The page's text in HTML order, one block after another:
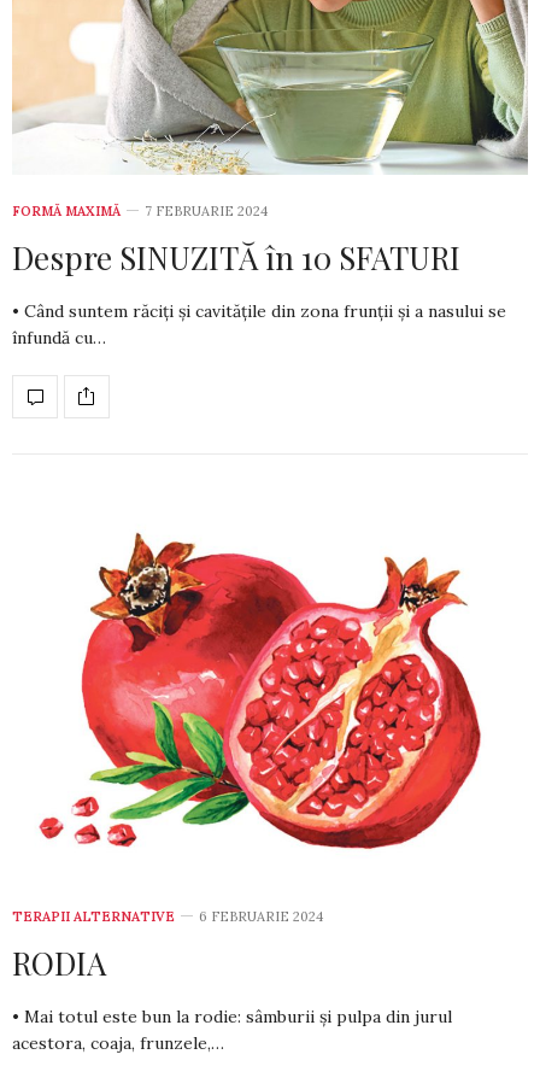
FORMĂ MAXIMĂ 7 FEBRUARIE 2024
Despre SINUZITĂ în 10 SFATURI
• Când suntem răciți și cavitățile din zona frunții și a nasului se
înfundă cu…
TERAPII ALTERNATIVE 6 FEBRUARIE 2024
RODIA
• Mai totul este bun la rodie: sâmburii și pulpa din jurul
acestora, coaja, frunzele,…